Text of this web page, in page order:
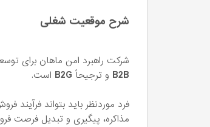
شرح موقعیت شغلی
شرکت راهبرد امن ماهان برای
B2B و ترجیحاً B2G است.
فرد موردنظر باید بتواند فرآیند
مذاکره، پیگیری و تبدیل فرصت